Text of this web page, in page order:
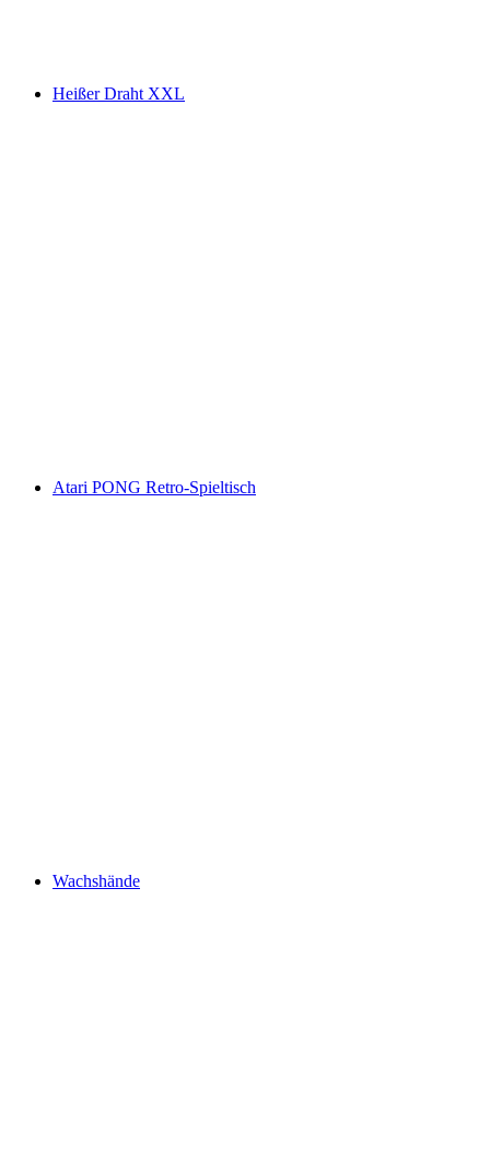
Heißer Draht XXL
Atari PONG Retro-Spieltisch
Wachshände